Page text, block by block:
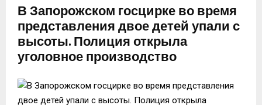
В Запорожском госцирке во время
представления двое детей упали с
высоты. Полиция открыла
уголовное производство